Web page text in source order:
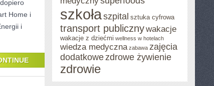
Home i
i
szkołaszpital sztuka cyfrowa
transport publicznywakacje
wakacje z dziećmi wellness w hotelach
wiedza medyczna zabawa zajęcia
dodatkowezdrowe żywienie
zdrowie